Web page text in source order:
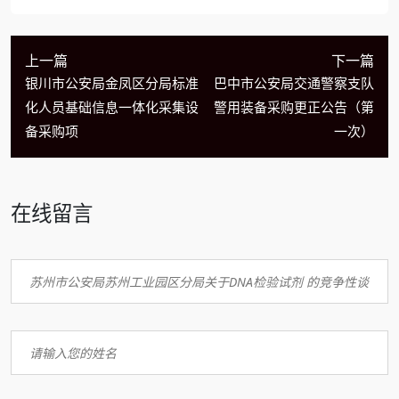
上一篇
银川市公安局金凤区分局标准
化人员基础信息一体化采集设
备采购项
下一篇
巴中市公安局交通警察支队
警用装备采购更正公告（第
一次）
在线留言